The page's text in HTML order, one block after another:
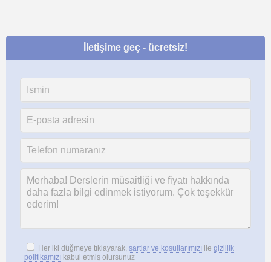
İletişime geç - ücretsiz!
Her iki düğmeye tıklayarak, şartlar ve koşullarımızı ile gizlilik
politikamızı kabul etmiş olursunuz